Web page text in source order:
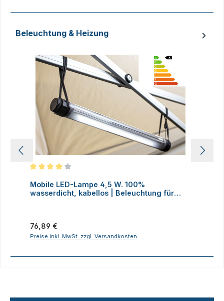
Beleuchtung & Heizung
Mobile LED-Lampe 4,5 W. 100%
wasserdicht, kabellos | Beleuchtung für
Regulärer Preis:
76,89 €
Preise inkl. MwSt. zzgl. Versandkosten